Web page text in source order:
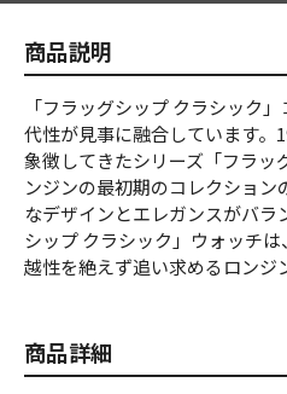
商品説明
「フラッグシップ クラシック
代性が見事に融合しています。
象徴してきたシリーズ「フラッ
ンジンの最初期のコレクション
なデザインとエレガンスがバ
シップ クラシック」ウォッチ
越性を絶えず追い求めるロンジ
商品詳細